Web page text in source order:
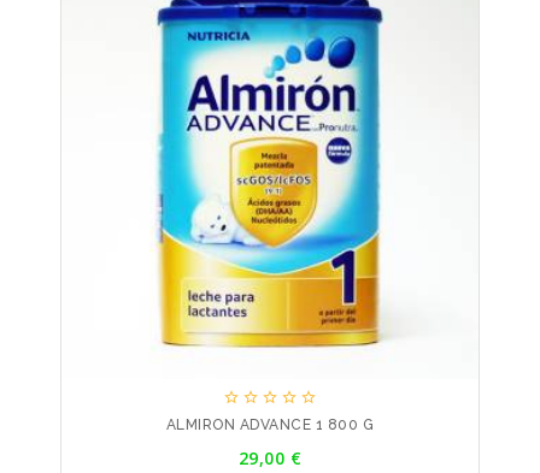
    
ALMIRON ADVANCE 1 800 G
29,00 €